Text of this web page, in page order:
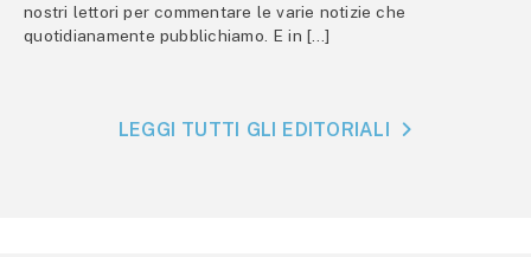
nostri lettori per commentare le varie notizie che
quotidianamente pubblichiamo. E in […]
LEGGI TUTTI GLI EDITORIALI